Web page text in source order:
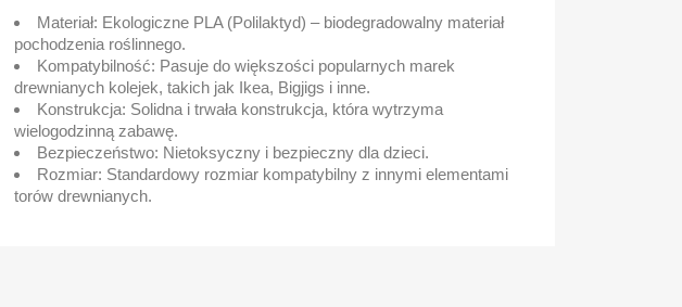
Materiał: Ekologiczne PLA (Polilaktyd) – biodegradowalny materiał
pochodzenia roślinnego.
Kompatybilność: Pasuje do większości popularnych marek
drewnianych kolejek, takich jak Ikea, Bigjigs i inne.
Konstrukcja: Solidna i trwała konstrukcja, która wytrzyma
wielogodzinną zabawę.
Bezpieczeństwo: Nietoksyczny i bezpieczny dla dzieci.
Rozmiar: Standardowy rozmiar kompatybilny z innymi elementami
torów drewnianych.